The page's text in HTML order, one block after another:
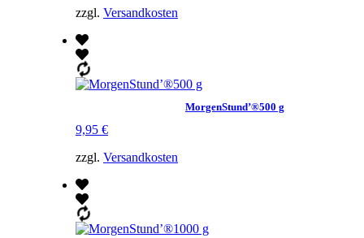
zzgl. Versandkosten
MorgenStund’®500 g
9,95 €
zzgl. Versandkosten